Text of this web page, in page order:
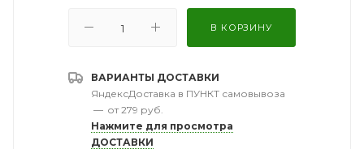
В КОРЗИНУ
ВАРИАНТЫ ДОСТАВКИ
ЯндексДоставка в ПУНКТ самовывоза
— от 279 руб.
Нажмите для просмотра
ДОСТАВКИ